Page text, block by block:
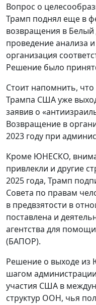
Вопрос о
Трамп поднял еще в
возвращения в Белый
проведение анализа
организация
Решение было
Стоит напомнить,
Трампа США уже
заявив о
Возвращение в
2023 году при
Кроме ЮНЕСКО,
привлекли и другие
2025 года, Трамп
Совета по правам
в предвзятости в
поставлена и
агентства для
(БАПОР).
Решение о выходе
шагом
участия США в
структур ООН, чья